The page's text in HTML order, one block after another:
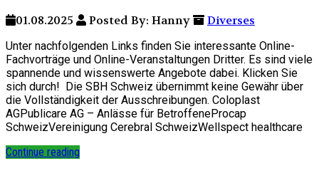
01.08.2025 Posted By: Hanny Diverses
Unter nachfolgenden Links finden Sie interessante Online-
Fachvorträge und Online-Veranstaltungen Dritter. Es sind viele
spannende und wissenswerte Angebote dabei. Klicken Sie
sich durch! Die SBH Schweiz übernimmt keine Gewähr über
die Vollständigkeit der Ausschreibungen. Coloplast
AGPublicare AG – Anlässe für BetroffeneProcap
SchweizVereinigung Cerebral SchweizWellspect healthcare
Continue reading